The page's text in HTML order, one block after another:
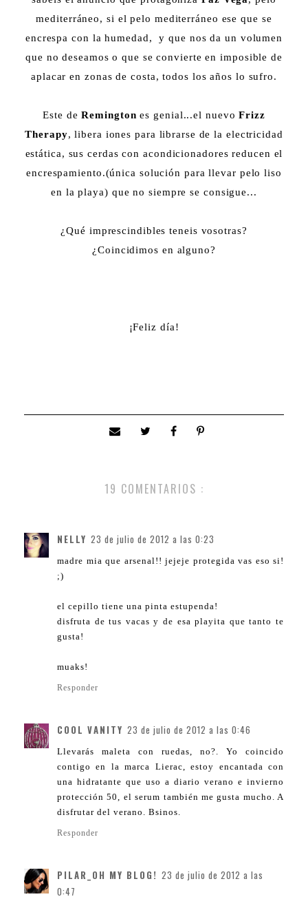
mediterráneo, si el pelo mediterráneo ese que se
encrespa con la humedad, y que nos da un volumen
que no deseamos o que se convierte en imposible de
aplacar en zonas de costa, todos los años lo sufro.
Este deRemington es genial...el nuevo Frizz
Therapy, libera iones para librarse de la electricidad
estática, sus cerdas con acondicionadores reducen el
encrespamiento.(única solución para llevar pelo liso
en la playa) que no siempre se consigue...
¿Qué imprescindibles teneis vosotras?
¿Coincidimos en alguno?
¡Feliz día!
19 COMENTARIOS :
NELLY 23 de julio de 2012 a las 0:23
madre mia que arsenal!! jejeje protegida vas eso si!
;)
el cepillo tiene una pinta estupenda!
disfruta de tus vacas y de esa playita que tanto te
gusta!
muaks!
Responder
COOL VANITY 23 de julio de 2012 a las 0:46
Llevarás maleta con ruedas, no?. Yo coincido
contigo en la marca Lierac, estoy encantada con
una hidratante que uso a diario verano e invierno
protección 50, el serum también me gusta mucho. A
disfrutar del verano. Bsinos.
Responder
PILAR_OH MY BLOG! 23 de julio de 2012 a las
0:47